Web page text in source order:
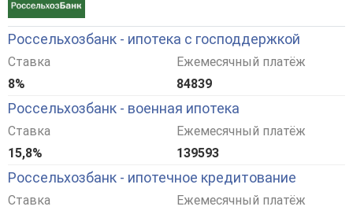
Россельхозбанк - ипотека с господдержкой
Ставка
8%
Ежемесячный платёж
84839
Россельхозбанк - военная ипотека
Ставка
15,8%
Ежемесячный платёж
139593
Россельхозбанк - ипотечное кредитование
Ставка
Ежемесячный платёж